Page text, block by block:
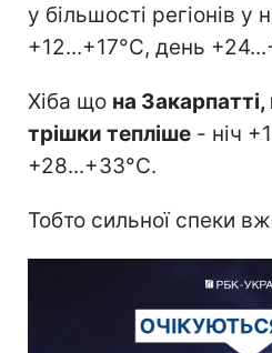
у більшості регіонів у
+12...+17°C, день
Хіба що на Закарпатті,
трішки тепліше - ніч
+28...+33°C.
Тобто сильної спеки